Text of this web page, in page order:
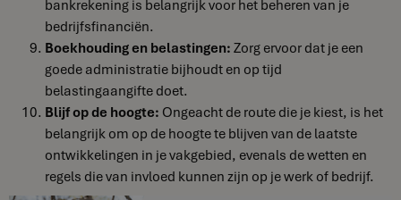
bankrekening is belangrijk voor het beheren van je
bedrijfsfinanciën.
Boekhouding en belastingen: Zorg ervoor dat je een
goede administratie bijhoudt en op tijd
belastingaangifte doet.
Blijf op de hoogte: Ongeacht de route die je kiest, is het
belangrijk om op de hoogte te blijven van de laatste
ontwikkelingen in je vakgebied, evenals de wetten en
regels die van invloed kunnen zijn op je werk of bedrijf.